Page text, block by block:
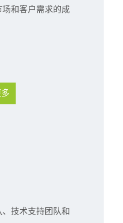
和客户需求的成
技术支持团队和